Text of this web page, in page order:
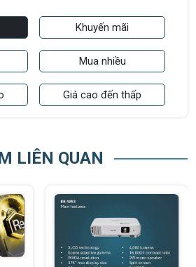
Khuyến mãi
Mua nhiều
Giá cao đến thấp
LIÊN QUAN